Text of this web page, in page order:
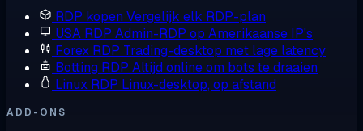
RDP kopen Vergelijk elk RDP-plan
USA RDP Admin-RDP op Amerikaanse IP's
Forex RDP Trading-desktop met lage latency
Botting RDP Altijd online om bots te draaien
Linux RDP Linux-desktop, op afstand
ADD-ONS